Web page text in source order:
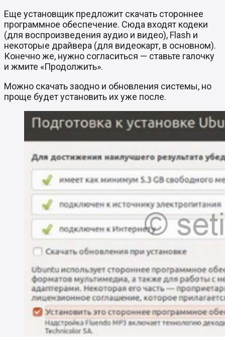
Еще установщик предложит скачать стороннее
программное обеспечение. Сюда входят кодеки
(для воспроизведения аудио и видео), Flash и
некоторые драйвера (для видеокарт, в основном).
Конечно же, нужно согласиться — ставьте галочку
и жмите «Продолжить».
Можно скачать заодно и обновления системы, но
проще будет установить их уже после.